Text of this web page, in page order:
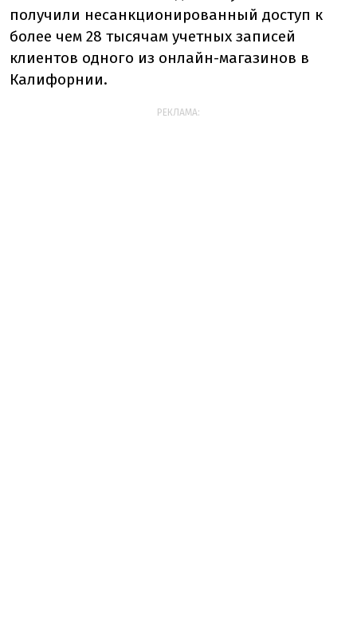
получили несанкционированный доступ к
более чем 28 тысячам учетных записей
клиентов одного из онлайн-магазинов в
Калифорнии.
РЕКЛАМА: